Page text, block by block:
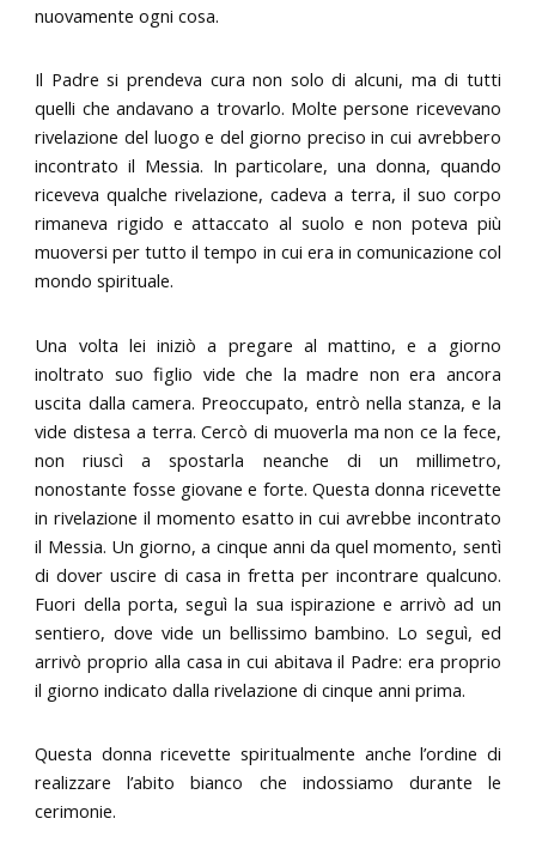
nuovamente ogni cosa.
Il Padre si prendeva cura non solo di alcuni, ma di tutti
quelli che andavano a trovarlo. Molte persone ricevevano
rivelazione del luogo e del giorno preciso in cui avrebbero
incontrato il Messia. In particolare, una donna, quando
riceveva qualche rivelazione, cadeva a terra, il suo corpo
rimaneva rigido e attaccato al suolo e non poteva più
muoversi per tutto il tempo in cui era in comunicazione col
mondo spirituale.
Una volta lei iniziò a pregare al mattino, e a giorno
inoltrato suo figlio vide che la madre non era ancora
uscita dalla camera. Preoccupato, entrò nella stanza, e la
vide distesa a terra. Cercò di muoverla ma non ce la fece,
non riuscì a spostarla neanche di un millimetro,
nonostante fosse giovane e forte. Questa donna ricevette
in rivelazione il momento esatto in cui avrebbe incontrato
il Messia. Un giorno, a cinque anni da quel momento, sentì
di dover uscire di casa in fretta per incontrare qualcuno.
Fuori della porta, seguì la sua ispirazione e arrivò ad un
sentiero, dove vide un bellissimo bambino. Lo seguì, ed
arrivò proprio alla casa in cui abitava il Padre: era proprio
il giorno indicato dalla rivelazione di cinque anni prima.
Questa donna ricevette spiritualmente anche l’ordine di
realizzare l’abito bianco che indossiamo durante le
cerimonie.